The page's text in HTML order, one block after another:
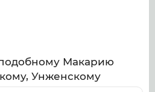
Макарию
Унженскому